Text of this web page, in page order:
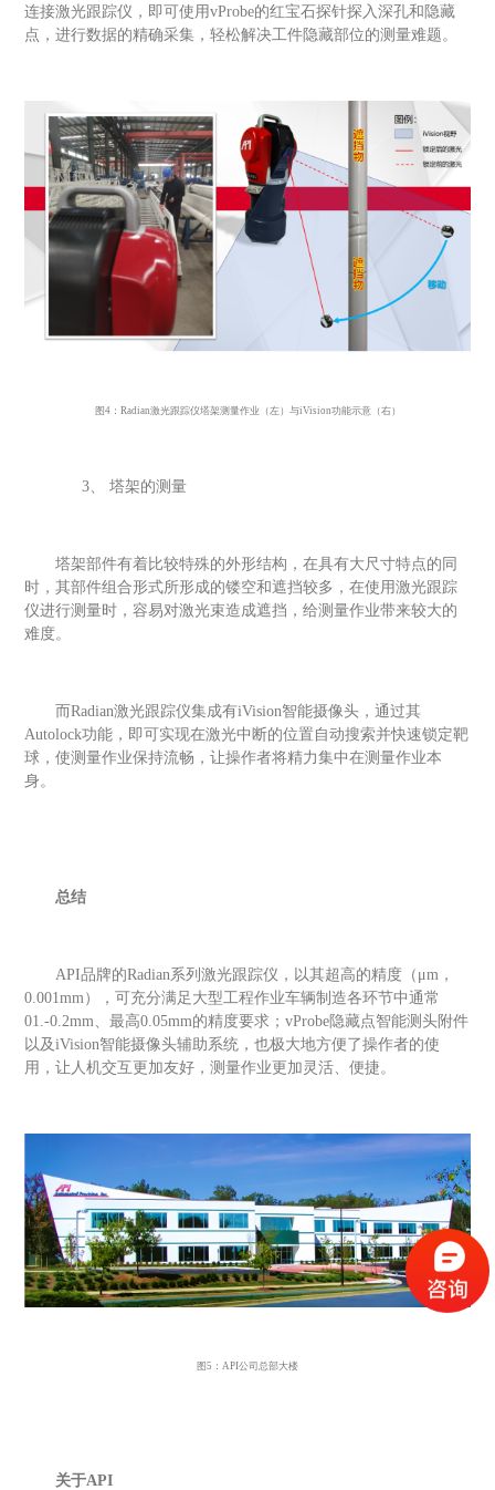
连接激光跟踪仪，即可使用vProbe的红宝石探针探入深孔和隐藏
点，进行数据的精确采集，轻松解决工件隐藏部位的测量难题。
图4：Radian激光跟踪仪塔架测量作业（左）与iVision功能示意（右）
3、塔架的测量
塔架部件有着比较特殊的外形结构，在具有大尺寸特点的同
时，其部件组合形式所形成的镂空和遮挡较多，在使用激光跟踪
仪进行测量时，容易对激光束造成遮挡，给测量作业带来较大的
难度。
而Radian激光跟踪仪集成有iVision智能摄像头，通过其
Autolock功能，即可实现在激光中断的位置自动搜索并快速锁定靶
球，使测量作业保持流畅，让操作者将精力集中在测量作业本
身。
总结
API品牌的Radian系列激光跟踪仪，以其超高的精度（ μm，
0.001mm），可充分满足大型工程作业车辆制造各环节中通常
01.-0.2mm、最高0.05mm的精度要求；vProbe隐藏点智能测头附件
以及iVision智能摄像头辅助系统，也极大地方便了操作者的使
用，让人机交互更加友好，测量作业更加灵活、便捷。
图5：API公司总部大楼
关于API